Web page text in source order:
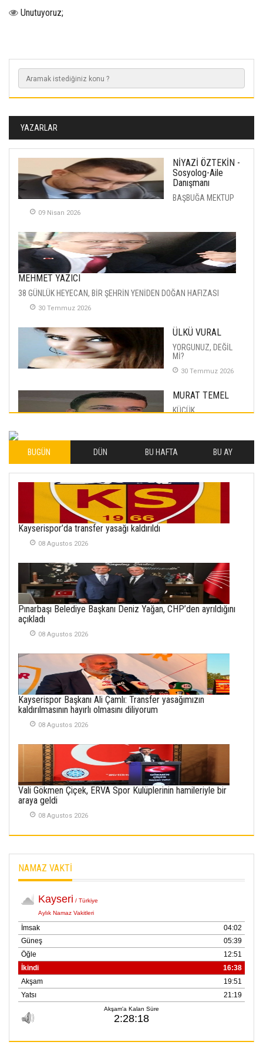
Unutuyoruz;
YAZARLAR
NİYAZİ ÖZTEKİN -
Sosyolog-Aile
Danışmanı
BAŞBUĞA MEKTUP
09 Nisan 2026
MEHMET YAZICI
38 GÜNLÜK HEYECAN, BİR ŞEHRİN YENİDEN DOĞAN HAFIZASI
30 Temmuz 2026
ÜLKÜ VURAL
YORGUNUZ, DEĞİL
Mİ?
30 Temmuz 2026
MURAT TEMEL
KÜÇÜK
İLHAN YILMAZ
SOFRADA AYRIMCILIK
VAR
26 Subat 2026
METİN ERTEM
21 Haziran 2026
SEMRA ŞAHİN
KENDİNE UYANMAK
İlgi Alanlarımız ve Biz
02 Ekim 2025
SABAHATTİN
puana Ulaştı
01 Mayis 2026
BUGÜN DÜN BU HAFTA BU AY
Kayserispor’da transfer yasağı kaldırıldı
08 Agustos 2026
Pınarbaşı Belediye Başkanı Deniz Yağan, CHP’den ayrıldığını
açıkladı
08 Agustos 2026
Kayserispor Başkanı Ali Çamlı: Transfer yasağımızın
kaldırılmasının hayırlı olmasını diliyorum
08 Agustos 2026
Vali Gökmen Çiçek, ERVA Spor Kulüplerinin hamileriyle bir
araya geldi
08 Agustos 2026
NAMAZ VAKTİ